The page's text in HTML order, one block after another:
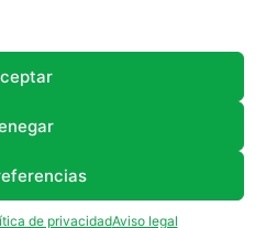
de privacidadAviso legal
Farmanatur